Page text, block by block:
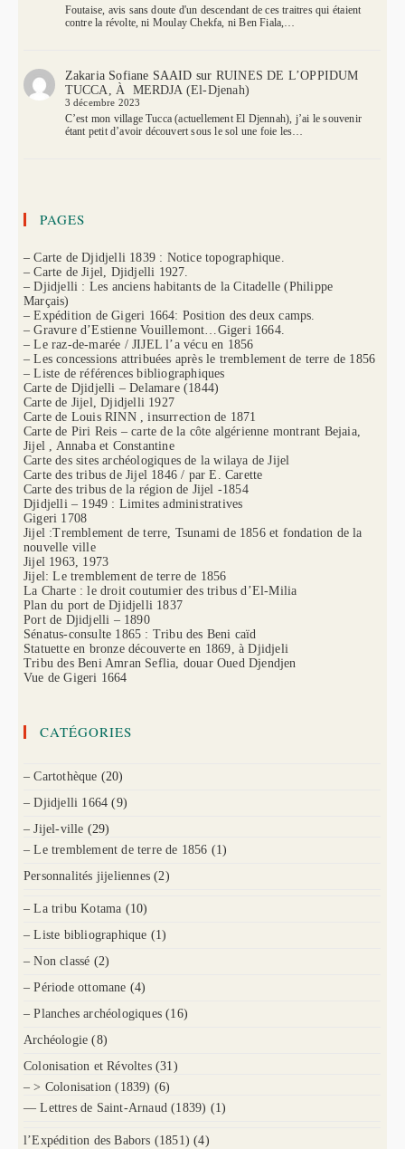
Foutaise, avis sans doute d'un descendant de ces traitres qui étaient
contre la révolte, ni Moulay Chekfa, ni Ben Fiala,…
Zakaria Sofiane SAAID sur RUINES DE L’OPPIDUM
TUCCA, À MERDJA (El-Djenah)
3 décembre 2023
C’est mon village Tucca (actuellement El Djennah), j’ai le souvenir
étant petit d’avoir découvert sous le sol une foie les…
PAGES
– Carte de Djidjelli 1839 : Notice topographique.
– Carte de Jijel, Djidjelli 1927.
– Djidjelli : Les anciens habitants de la Citadelle (Philippe
Marçais)
– Expédition de Gigeri 1664: Position des deux camps.
– Gravure d’Estienne Vouillemont…Gigeri 1664.
– Le raz-de-marée / JIJEL l’a vécu en 1856
– Les concessions attribuées après le tremblement de terre de 1856
– Liste de références bibliographiques
Carte de Djidjelli – Delamare (1844)
Carte de Jijel, Djidjelli 1927
Carte de Louis RINN , insurrection de 1871
Carte de Piri Reis – carte de la côte algérienne montrant Bejaia,
Jijel , Annaba et Constantine
Carte des sites archéologiques de la wilaya de Jijel
Carte des tribus de Jijel 1846 / par E. Carette
Carte des tribus de la région de Jijel -1854
Djidjelli – 1949 : Limites administratives
Gigeri 1708
Jijel :Tremblement de terre, Tsunami de 1856 et fondation de la
nouvelle ville
Jijel 1963, 1973
Jijel: Le tremblement de terre de 1856
La Charte : le droit coutumier des tribus d’El-Milia
Plan du port de Djidjelli 1837
Port de Djidjelli – 1890
Sénatus-consulte 1865 : Tribu des Beni caïd
Statuette en bronze découverte en 1869, à Djidjeli
Tribu des Beni Amran Seflia, douar Oued Djendjen
Vue de Gigeri 1664
CATÉGORIES
– Cartothèque (20)
– Djidjelli 1664 (9)
– Jijel-ville (29)
– Le tremblement de terre de 1856 (1)
Personnalités jijeliennes (2)
– La tribu Kotama (10)
– Liste bibliographique (1)
– Non classé (2)
– Période ottomane (4)
– Planches archéologiques (16)
Archéologie (8)
Colonisation et Révoltes (31)
– > Colonisation (1839) (6)
— Lettres de Saint-Arnaud (1839) (1)
l’Expédition des Babors (1851) (4)